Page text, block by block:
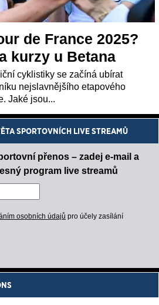
de France 2025?
kurzy u Betana
cyklistiky se začíná ubírat
nejslavnějšího etapového
Jaké jsou...
SPORTOVNÍCH LIVE STREAMŮ
přenos – zadej e-mail a
program live streamů
osobních údajů pro účely zasílání